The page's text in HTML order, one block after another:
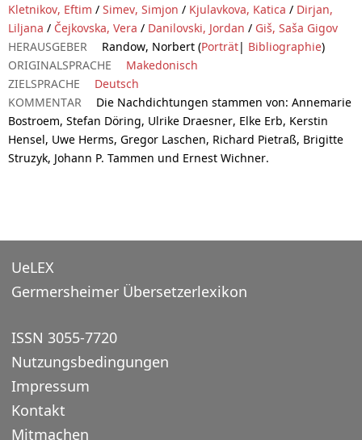
Kletnikov, Eftim / Simev, Simjon / Kjulavkova, Katica / Dirjan,
Liljana / Čejkovska, Vera / Danilovski, Jordan / Giš, Saša Gigov
HERAUSGEBER
Randow, Norbert (Porträt| Bibliographie)
ORIGINALSPRACHE
Makedonisch
ZIELSPRACHE
Deutsch
KOMMENTAR
Die Nachdichtungen stammen von: Annemarie
Bostroem, Stefan Döring, Ulrike Draesner, Elke Erb, Kerstin
Hensel, Uwe Herms, Gregor Laschen, Richard Pietraß, Brigitte
Struzyk, Johann P. Tammen und Ernest Wichner.
UeLEX
Germersheimer Übersetzerlexikon
ISSN 3055-7720
Nutzungsbedingungen
Impressum
Kontakt
Mitmachen